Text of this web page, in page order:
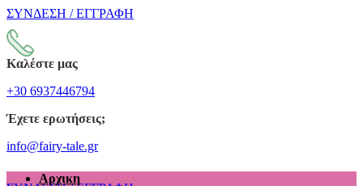
ΣΥΝΔΕΣΗ / ΕΓΓΡΑΦΗ
Καλέστε μας
+30 6937446794
Έχετε ερωτήσεις;
info@fairy-tale.gr
Αρχικη